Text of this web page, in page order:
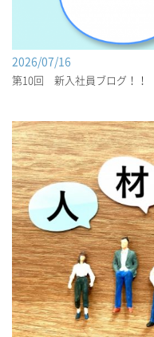
2026/07/16
第10回 新入社員ブログ！！